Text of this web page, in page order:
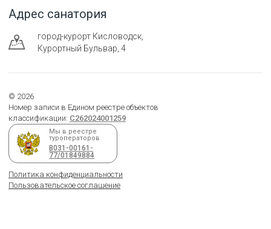
Адрес санатория
город-курорт Кисловодск
Курортный Бульвар, 4
© 2026
Номер записи в Едином реестре объектов
классификации: С262024001259
Мы в реестре
туроператоров
В031-00161-
77/01849884
Политика конфиденциальности
Пользовательское соглашение